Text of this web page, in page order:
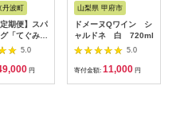
丹波町
定期便】スパ
「てぐみ」
便 丹波ワ
[047SJ001R]
5.0
円
山梨県 甲府市
ドメーヌQワイン シ
ャルドネ 白 720ml
5.0
寄付金額: 11,000 円